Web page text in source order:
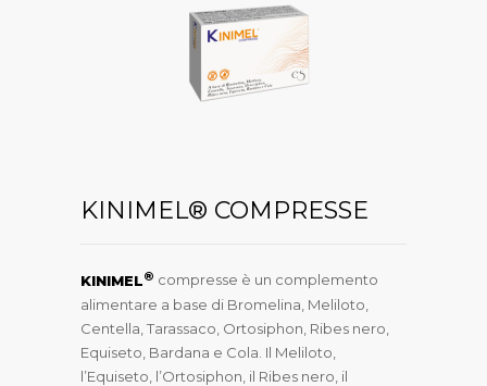
KINIMEL® COMPRESSE
KINIMEL® compresse è un complemento
alimentare a base di Bromelina, Meliloto,
Centella, Tarassaco, Ortosiphon, Ribes nero,
Equiseto, Bardana e Cola. Il Meliloto,
l’Equiseto, l’Ortosiphon, il Ribes nero, il